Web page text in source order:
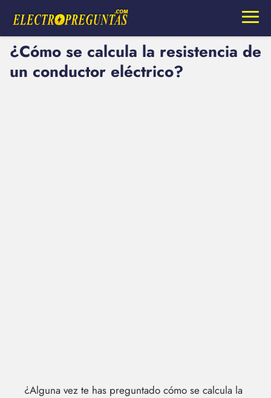
¿Cómo se calcula la resistencia de
un conductor eléctrico?
¿Alguna vez te has preguntado cómo se calcula la